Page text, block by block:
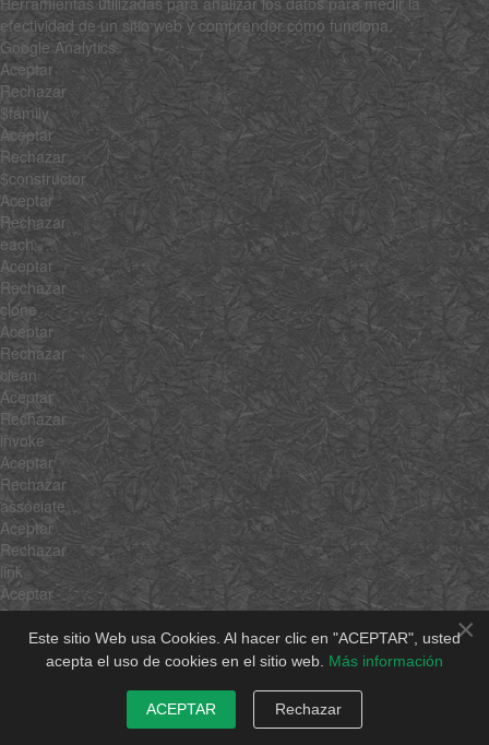
×
Este sitio Web usa Cookies. Al hacer clic en "ACEPTAR", usted
acepta el uso de cookies en el sitio web. Más información
ACEPTAR Rechazar
efectividad de un sitio web y comprender cómo funciona.
Google Analytics
Aceptar
Rechazar
$family
Aceptar
Rechazar
$constructor
Aceptar
Rechazar
each
Aceptar
Rechazar
clone
Aceptar
Rechazar
clean
Aceptar
Rechazar
invoke
Aceptar
Rechazar
associate
Aceptar
Rechazar
link
Aceptar
Rechazar
contains
Aceptar